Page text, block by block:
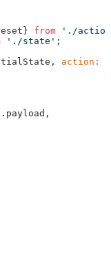
from './
'./state' ;
action :